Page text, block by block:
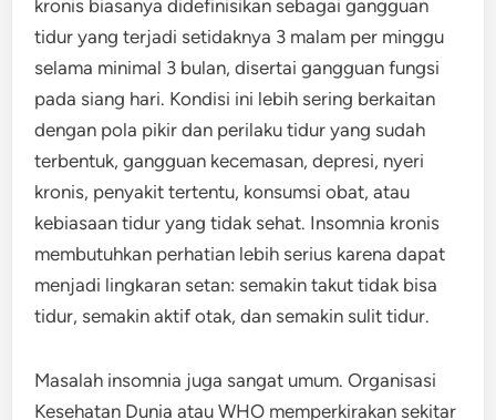
kronis biasanya didefinisikan sebagai gangguan
tidur yang terjadi setidaknya 3 malam per minggu
selama minimal 3 bulan, disertai gangguan fungsi
pada siang hari. Kondisi ini lebih sering berkaitan
dengan pola pikir dan perilaku tidur yang sudah
terbentuk, gangguan kecemasan, depresi, nyeri
kronis, penyakit tertentu, konsumsi obat, atau
kebiasaan tidur yang tidak sehat. Insomnia kronis
membutuhkan perhatian lebih serius karena dapat
menjadi lingkaran setan: semakin takut tidak bisa
tidur, semakin aktif otak, dan semakin sulit tidur.
Masalah insomnia juga sangat umum. Organisasi
Kesehatan Dunia atau WHO memperkirakan sekitar